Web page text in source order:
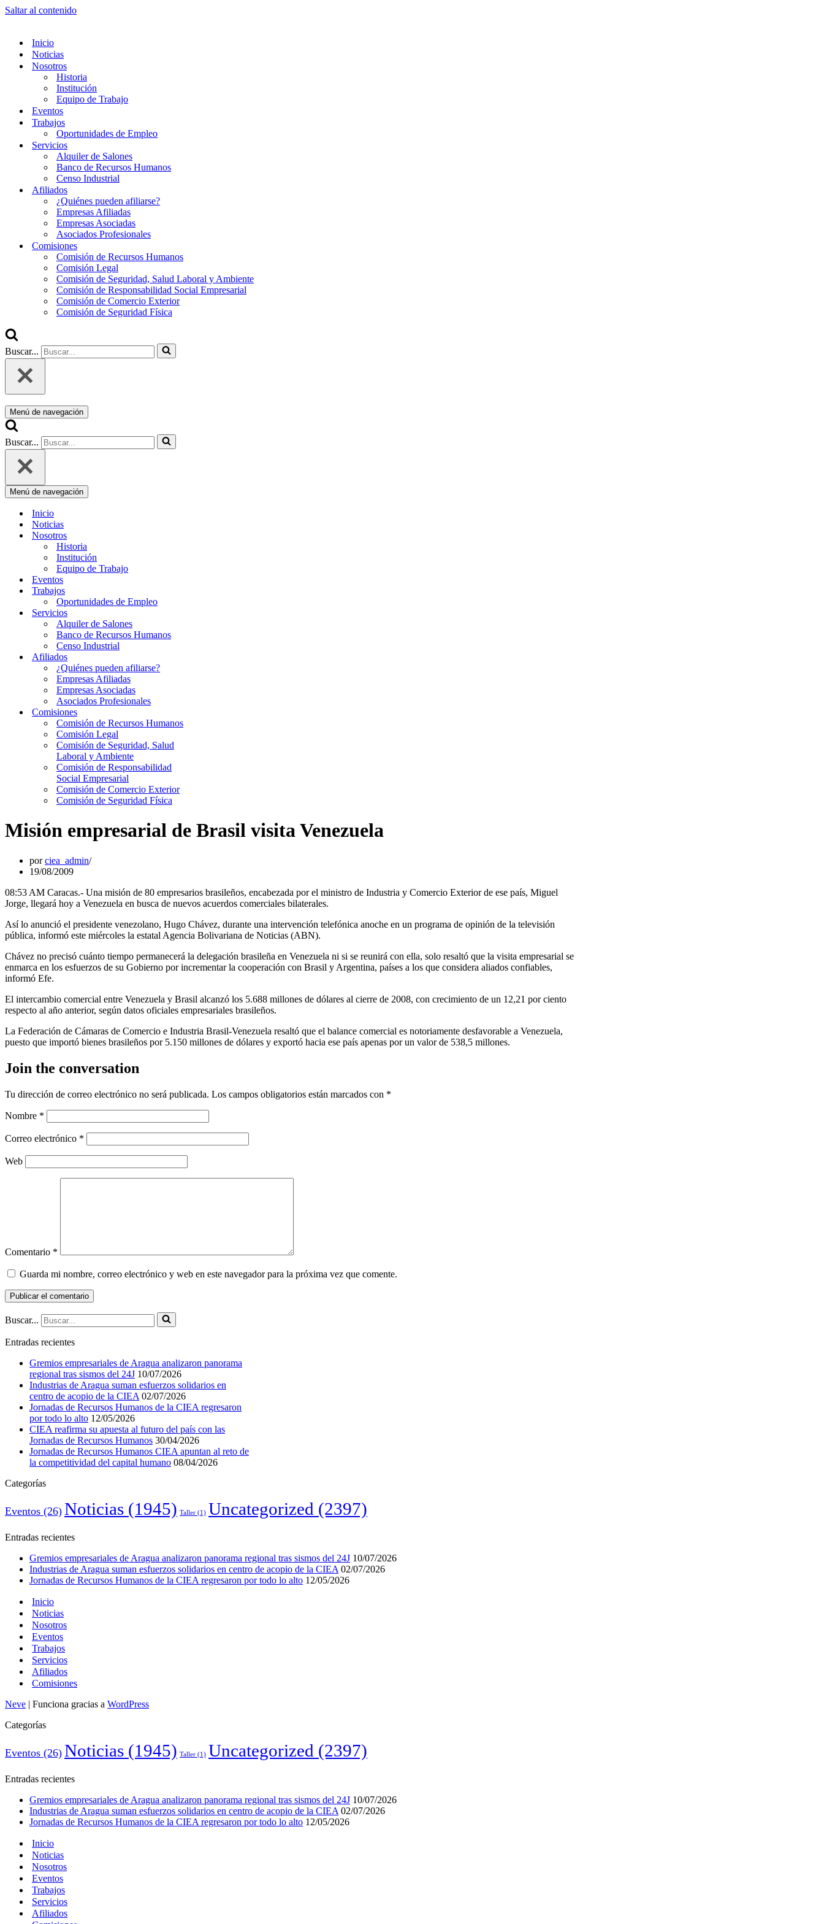
Saltar al contenido
Inicio
Noticias
Nosotros
Historia
Institución
Equipo de Trabajo
Eventos
Trabajos
Oportunidades de Empleo
Servicios
Alquiler de Salones
Banco de Recursos Humanos
Censo Industrial
Afiliados
¿Quiénes pueden afiliarse?
Empresas Afiliadas
Empresas Asociadas
Asociados Profesionales
Comisiones
Comisión de Recursos Humanos
Comisión Legal
Comisión de Seguridad, Salud Laboral y Ambiente
Comisión de Responsabilidad Social Empresarial
Comisión de Comercio Exterior
Comisión de Seguridad Física
Buscar...
Menú de navegación
Buscar...
Menú de navegación
Inicio
Noticias
Nosotros
Historia
Institución
Equipo de Trabajo
Eventos
Trabajos
Oportunidades de Empleo
Servicios
Alquiler de Salones
Banco de Recursos Humanos
Censo Industrial
Afiliados
¿Quiénes pueden afiliarse?
Empresas Afiliadas
Empresas Asociadas
Asociados Profesionales
Comisiones
Comisión de Recursos Humanos
Comisión Legal
Comisión de Seguridad, Salud
Laboral y Ambiente
Comisión de Responsabilidad
Social Empresarial
Comisión de Comercio Exterior
Comisión de Seguridad Física
Misión empresarial de Brasil visita Venezuela
porciea_admin
19/08/2009
08:53 AM Caracas.- Una misión de 80 empresarios brasileños, encabezada por el ministro de Industria y Comercio Exterior de ese país, Miguel
Jorge, llegará hoy a Venezuela en busca de nuevos acuerdos comerciales bilaterales.
Así lo anunció el presidente venezolano, Hugo Chávez, durante una intervención telefónica anoche en un programa de opinión de la televisión
pública, informó este miércoles la estatal Agencia Bolivariana de Noticias (ABN).
Chávez no precisó cuánto tiempo permanecerá la delegación brasileña en Venezuela ni si se reunirá con ella, solo resaltó que la visita empresarial se
enmarca en los esfuerzos de su Gobierno por incrementar la cooperación con Brasil y Argentina, países a los que considera aliados confiables,
informó Efe.
El intercambio comercial entre Venezuela y Brasil alcanzó los 5.688 millones de dólares al cierre de 2008, con crecimiento de un 12,21 por ciento
respecto al año anterior, según datos oficiales empresariales brasileños.
La Federación de Cámaras de Comercio e Industria Brasil-Venezuela resaltó que el balance comercial es notoriamente desfavorable a Venezuela,
puesto que importó bienes brasileños por 5.150 millones de dólares y exportó hacia ese país apenas por un valor de 538,5 millones.
Join the conversation
Tu dirección de correo electrónico no será publicada. Los campos obligatorios están marcados con *
Nombre *
Correo electrónico *
Web
Comentario *
Guarda mi nombre, correo electrónico y web en este navegador para la próxima vez que comente.
Buscar...
Entradas recientes
Gremios empresariales de Aragua analizaron panorama
regional tras sismos del 24J 10/07/2026
Industrias de Aragua suman esfuerzos solidarios en
centro de acopio de la CIEA 02/07/2026
Jornadas de Recursos Humanos de la CIEA regresaron
por todo lo alto 12/05/2026
CIEA reafirma su apuesta al futuro del país con las
Jornadas de Recursos Humanos 30/04/2026
Jornadas de Recursos Humanos CIEA apuntan al reto de
la competitividad del capital humano 08/04/2026
Categorías
Eventos (26) Noticias (1945) Taller (1) Uncategorized (2397)
Entradas recientes
Gremios empresariales de Aragua analizaron panorama regional tras sismos del 24J 10/07/2026
Industrias de Aragua suman esfuerzos solidarios en centro de acopio de la CIEA 02/07/2026
Jornadas de Recursos Humanos de la CIEA regresaron por todo lo alto 12/05/2026
Inicio
Noticias
Nosotros
Eventos
Trabajos
Servicios
Afiliados
Comisiones
Neve | Funciona gracias a WordPress
Categorías
Eventos (26) Noticias (1945) Taller (1) Uncategorized (2397)
Entradas recientes
Gremios empresariales de Aragua analizaron panorama regional tras sismos del 24J 10/07/2026
Industrias de Aragua suman esfuerzos solidarios en centro de acopio de la CIEA 02/07/2026
Jornadas de Recursos Humanos de la CIEA regresaron por todo lo alto 12/05/2026
Inicio
Noticias
Nosotros
Eventos
Trabajos
Servicios
Afiliados